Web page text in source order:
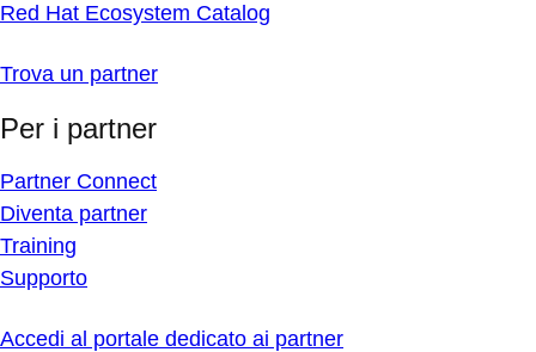
Red Hat Ecosystem Catalog
Trova un partner
Per i partner
Partner Connect
Diventa partner
Training
Supporto
Accedi al portale dedicato ai partner